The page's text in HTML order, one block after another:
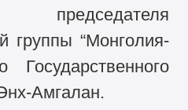
председателя
группы “Монголия-
Государственного
Амгалан.